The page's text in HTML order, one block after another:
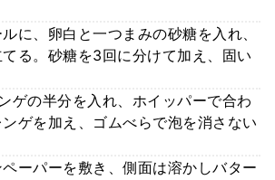
に、卵白と一つまみの砂糖を入れ、
る。砂糖を3回に分けて加え、固い
ゲの半分を入れ、ホイッパーで合わ
ゲを加え、ゴムべらで泡を消さない
ーパーを敷き、側面は溶かしバター